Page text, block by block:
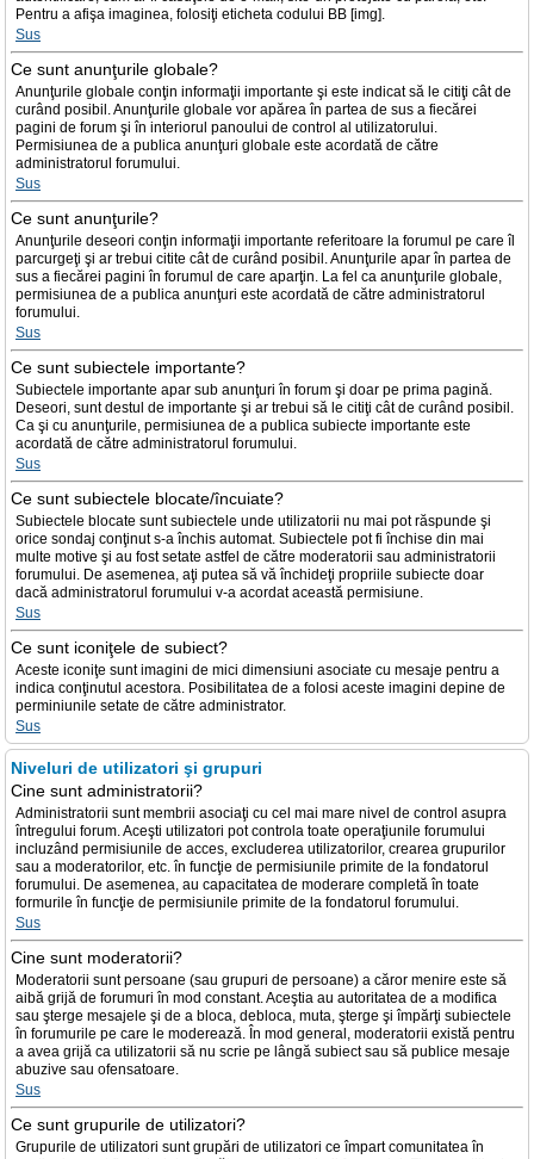
Pentru a afişa imaginea, folosiţi eticheta codului BB [img].
Sus
Ce sunt anunţurile globale?
Anunţurile globale conţin informaţii importante şi este indicat să le citiţi cât de
curând posibil. Anunţurile globale vor apărea în partea de sus a fiecărei
pagini de forum şi în interiorul panoului de control al utilizatorului.
Permisiunea de a publica anunţuri globale este acordată de către
administratorul forumului.
Sus
Ce sunt anunţurile?
Anunţurile deseori conţin informaţii importante referitoare la forumul pe care îl
parcurgeţi şi ar trebui citite cât de curând posibil. Anunţurile apar în partea de
sus a fiecărei pagini în forumul de care aparţin. La fel ca anunţurile globale,
permisiunea de a publica anunţuri este acordată de către administratorul
forumului.
Sus
Ce sunt subiectele importante?
Subiectele importante apar sub anunţuri în forum şi doar pe prima pagină.
Deseori, sunt destul de importante şi ar trebui să le citiţi cât de curând posibil.
Ca şi cu anunţurile, permisiunea de a publica subiecte importante este
acordată de către administratorul forumului.
Sus
Ce sunt subiectele blocate/încuiate?
Subiectele blocate sunt subiectele unde utilizatorii nu mai pot răspunde şi
orice sondaj conţinut s-a închis automat. Subiectele pot fi închise din mai
multe motive şi au fost setate astfel de către moderatorii sau administratorii
forumului. De asemenea, aţi putea să vă închideţi propriile subiecte doar
dacă administratorul forumului v-a acordat această permisiune.
Sus
Ce sunt iconiţele de subiect?
Aceste iconiţe sunt imagini de mici dimensiuni asociate cu mesaje pentru a
indica conţinutul acestora. Posibilitatea de a folosi aceste imagini depine de
perminiunile setate de către administrator.
Sus
Niveluri de utilizatori şi grupuri
Cine sunt administratorii?
Administratorii sunt membrii asociaţi cu cel mai mare nivel de control asupra
întregului forum. Aceşti utilizatori pot controla toate operaţiunile forumului
incluzând permisiunile de acces, excluderea utilizatorilor, crearea grupurilor
sau a moderatorilor, etc. în funcţie de permisiunile primite de la fondatorul
forumului. De asemenea, au capacitatea de moderare completă în toate
formurile în funcţie de permisiunile primite de la fondatorul forumului.
Sus
Cine sunt moderatorii?
Moderatorii sunt persoane (sau grupuri de persoane) a căror menire este să
aibă grijă de forumuri în mod constant. Aceştia au autoritatea de a modifica
sau şterge mesajele şi de a bloca, debloca, muta, şterge şi împărţi subiectele
în forumurile pe care le moderează. În mod general, moderatorii există pentru
a avea grijă ca utilizatorii să nu scrie pe lângă subiect sau să publice mesaje
abuzive sau ofensatoare.
Sus
Ce sunt grupurile de utilizatori?
Grupurile de utilizatori sunt grupări de utilizatori ce împart comunitatea în